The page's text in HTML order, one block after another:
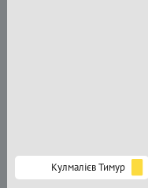
Кулмалієв Тимур